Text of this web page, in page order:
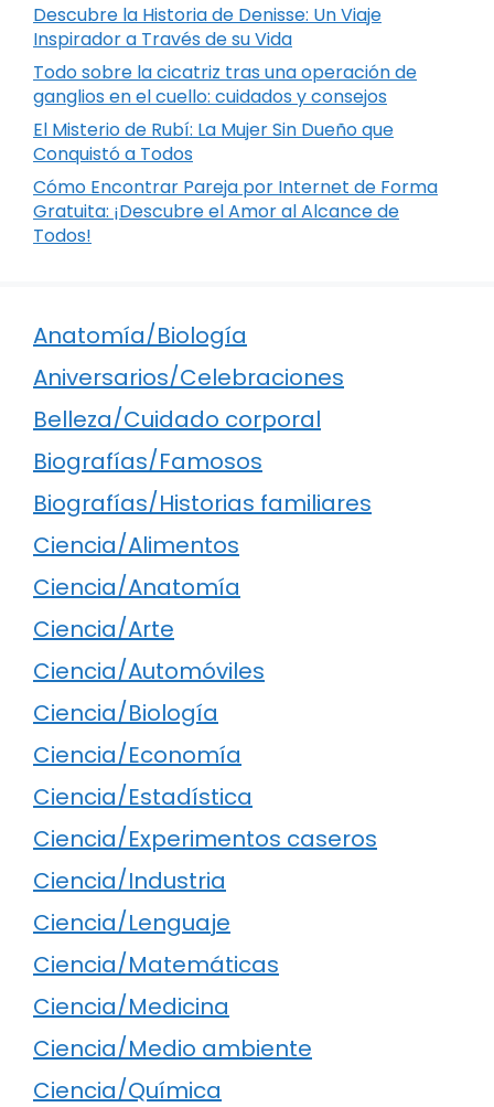
Descubre la Historia de Denisse: Un Viaje
Inspirador a Través de su Vida
Todo sobre la cicatriz tras una operación de
ganglios en el cuello: cuidados y consejos
El Misterio de Rubí: La Mujer Sin Dueño que
Conquistó a Todos
Cómo Encontrar Pareja por Internet de Forma
Gratuita: ¡Descubre el Amor al Alcance de
Todos!
Anatomía/Biología
Aniversarios/Celebraciones
Belleza/Cuidado corporal
Biografías/Famosos
Biografías/Historias familiares
Ciencia/Alimentos
Ciencia/Anatomía
Ciencia/Arte
Ciencia/Automóviles
Ciencia/Biología
Ciencia/Economía
Ciencia/Estadística
Ciencia/Experimentos caseros
Ciencia/Industria
Ciencia/Lenguaje
Ciencia/Matemáticas
Ciencia/Medicina
Ciencia/Medio ambiente
Ciencia/Química